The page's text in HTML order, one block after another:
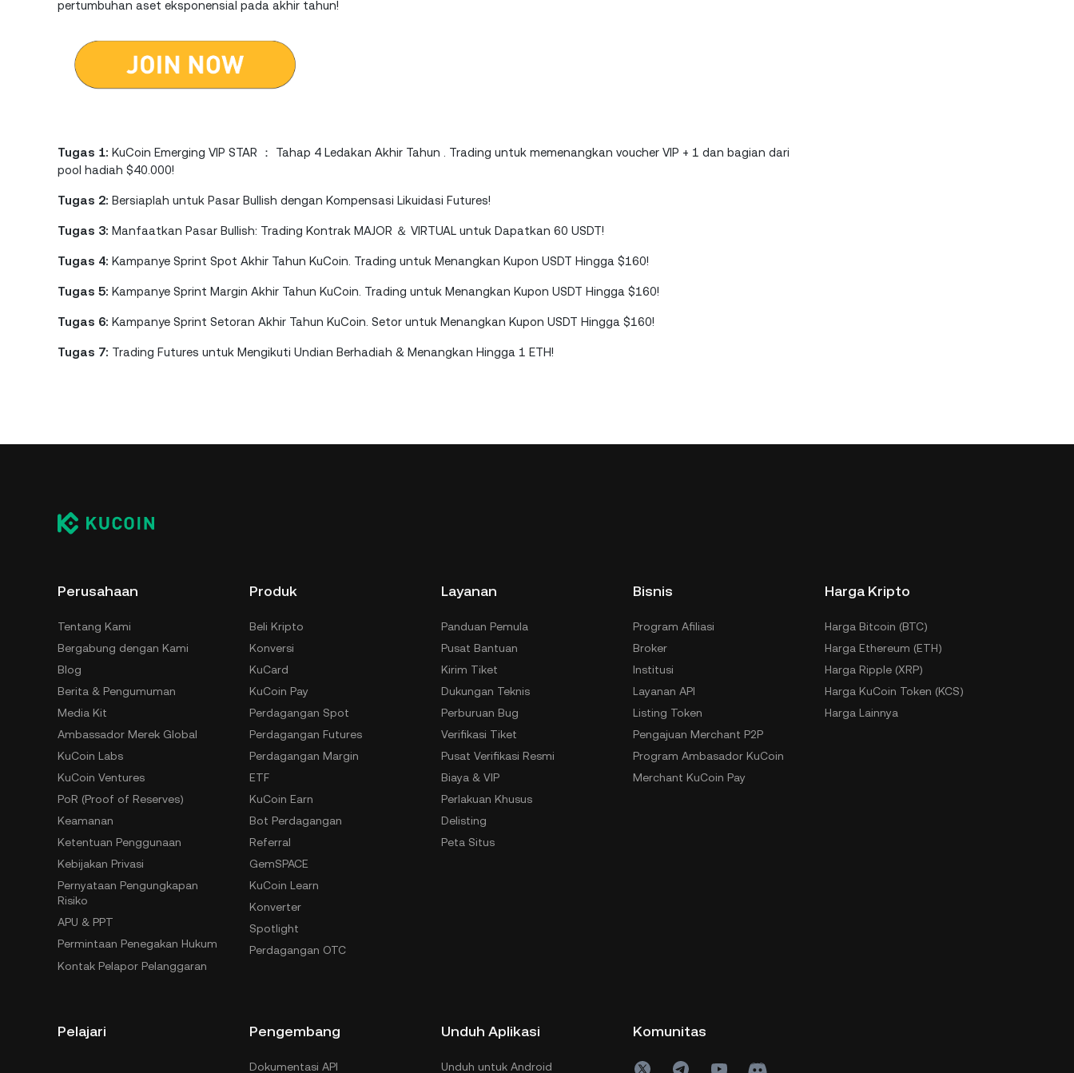
pertumbuhan aset eksponensial pada akhir tahun!
Tugas 1: KuCoin Emerging VIP STAR ： Tahap 4 Ledakan Akhir Tahun . Trading untuk memenangkan voucher VIP + 1 dan bagian dari
pool hadiah $40.000!
Tugas 2: Bersiaplah untuk Pasar Bullish dengan Kompensasi Likuidasi Futures!
Tugas 3: Manfaatkan Pasar Bullish: Trading Kontrak MAJOR ＆ VIRTUAL untuk Dapatkan 60 USDT!
Tugas 4: Kampanye Sprint Spot Akhir Tahun KuCoin. Trading untuk Menangkan Kupon USDT Hingga $160!
Tugas 5: Kampanye Sprint Margin Akhir Tahun KuCoin. Trading untuk Menangkan Kupon USDT Hingga $160!
Tugas 6: Kampanye Sprint Setoran Akhir Tahun KuCoin. Setor untuk Menangkan Kupon USDT Hingga $160!
Tugas 7: Trading Futures untuk Mengikuti Undian Berhadiah & Menangkan Hingga 1 ETH!
Perusahaan
Tentang Kami
Bergabung dengan Kami
Blog
Berita & Pengumuman
Media Kit
Ambassador Merek Global
KuCoin Labs
KuCoin Ventures
PoR (Proof of Reserves)
Keamanan
Ketentuan Penggunaan
Kebijakan Privasi
Pernyataan Pengungkapan
Risiko
APU & PPT
Permintaan Penegakan Hukum
Kontak Pelapor Pelanggaran
Produk
Beli Kripto
Konversi
KuCard
KuCoin Pay
Perdagangan Spot
Perdagangan Futures
Perdagangan Margin
ETF
KuCoin Earn
Bot Perdagangan
Referral
GemSPACE
KuCoin Learn
Konverter
Spotlight
Perdagangan OTC
Layanan
Panduan Pemula
Pusat Bantuan
Kirim Tiket
Dukungan Teknis
Perburuan Bug
Verifikasi Tiket
Pusat Verifikasi Resmi
Biaya & VIP
Perlakuan Khusus
Delisting
Peta Situs
Bisnis
Program Afiliasi
Broker
Institusi
Layanan API
Listing Token
Pengajuan Merchant P2P
Program Ambasador KuCoin
Merchant KuCoin Pay
Harga Kripto
Harga Bitcoin (BTC)
Harga Ethereum (ETH)
Harga Ripple (XRP)
Harga KuCoin Token (KCS)
Harga Lainnya
Pelajari Pengembang
Dokumentasi API
Unduh Aplikasi
Unduh untuk Android
Komunitas